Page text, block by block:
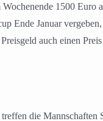
1500
Ende Januar
auch einen
die